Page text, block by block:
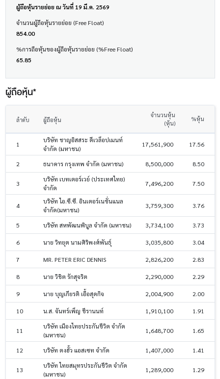
ผู้ถือหุ้นรายย่อย ณ วันที่ 19 มี.ค. 2569
จำนวนผู้ถือหุ้นรายย่อย (Free Float)
854.00
%การถือหุ้นของผู้ถือหุ้นรายย่อย (%Free Float)
65.85
ผู้ถือหุ้น*
ลำดับ ผู้ถือหุ้น
จำนวนหุ้น
(หุ้น)
%หุ้น
1
บริษัท ชาญอิสสระ ดีเวล็อปเมนท์
จำกัด (มหาชน)
17,561,900 17.56
2 ธนาคาร กรุงเทพ จำกัด (มหาชน) 8,500,000 8.50
3
บริษัท เบทเตอร์เวย์ (ประเทศไทย)
จำกัด
7,496,200 7.50
4
บริษัท ไอ.ซี.ซี. อินเตอร์เนชั่นแนล
จำกัด(มหาชน)
3,759,300 3.76
5 บริษัท สหพัฒนพิบูล จำกัด (มหาชน) 3,734,100 3.73
6 นาย วิทยุต นามศิริพงศ์พันธุ์ 3,035,800 3.04
7 MR. PETER ERIC DENNIS 2,826,200 2.83
8 นาย วิชิต รักสุจริต 2,290,000 2.29
9 นาย บุญเกียรติ เอื้อสุดกิจ 2,004,900 2.00
10 น.ส. จันทร์เพ็ญ ชีรานนท์ 1,910,100 1.91
11
บริษัท เมืองไทยประกันชีวิต จำกัด
(มหาชน)
1,648,700 1.65
12 บริษัท ตงฮั้ว แอสเซท จำกัด 1,407,000 1.41
13
บริษัท ไทยสมุทรประกันชีวิต จำกัด
(มหาชน)
1,289,000 1.29